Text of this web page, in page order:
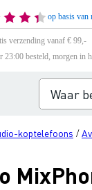
op basis van
verzending vanaf € 99,-
23:00 besteld, morgen in
koptelefoons /